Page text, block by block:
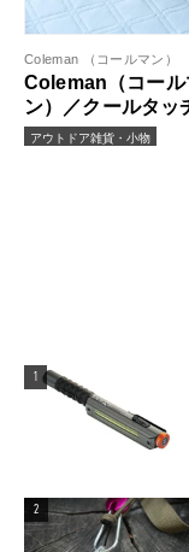
Coleman （コールマン）
Coleman（コール
ン）／クールタッ
ジャーシート
アウトドア雑貨・小物
1
2